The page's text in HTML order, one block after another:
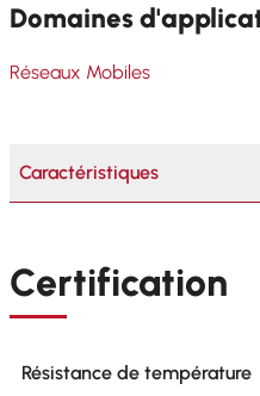
Domaines
Réseaux Mobiles
Caractéristiques
Certification
Résistance de température